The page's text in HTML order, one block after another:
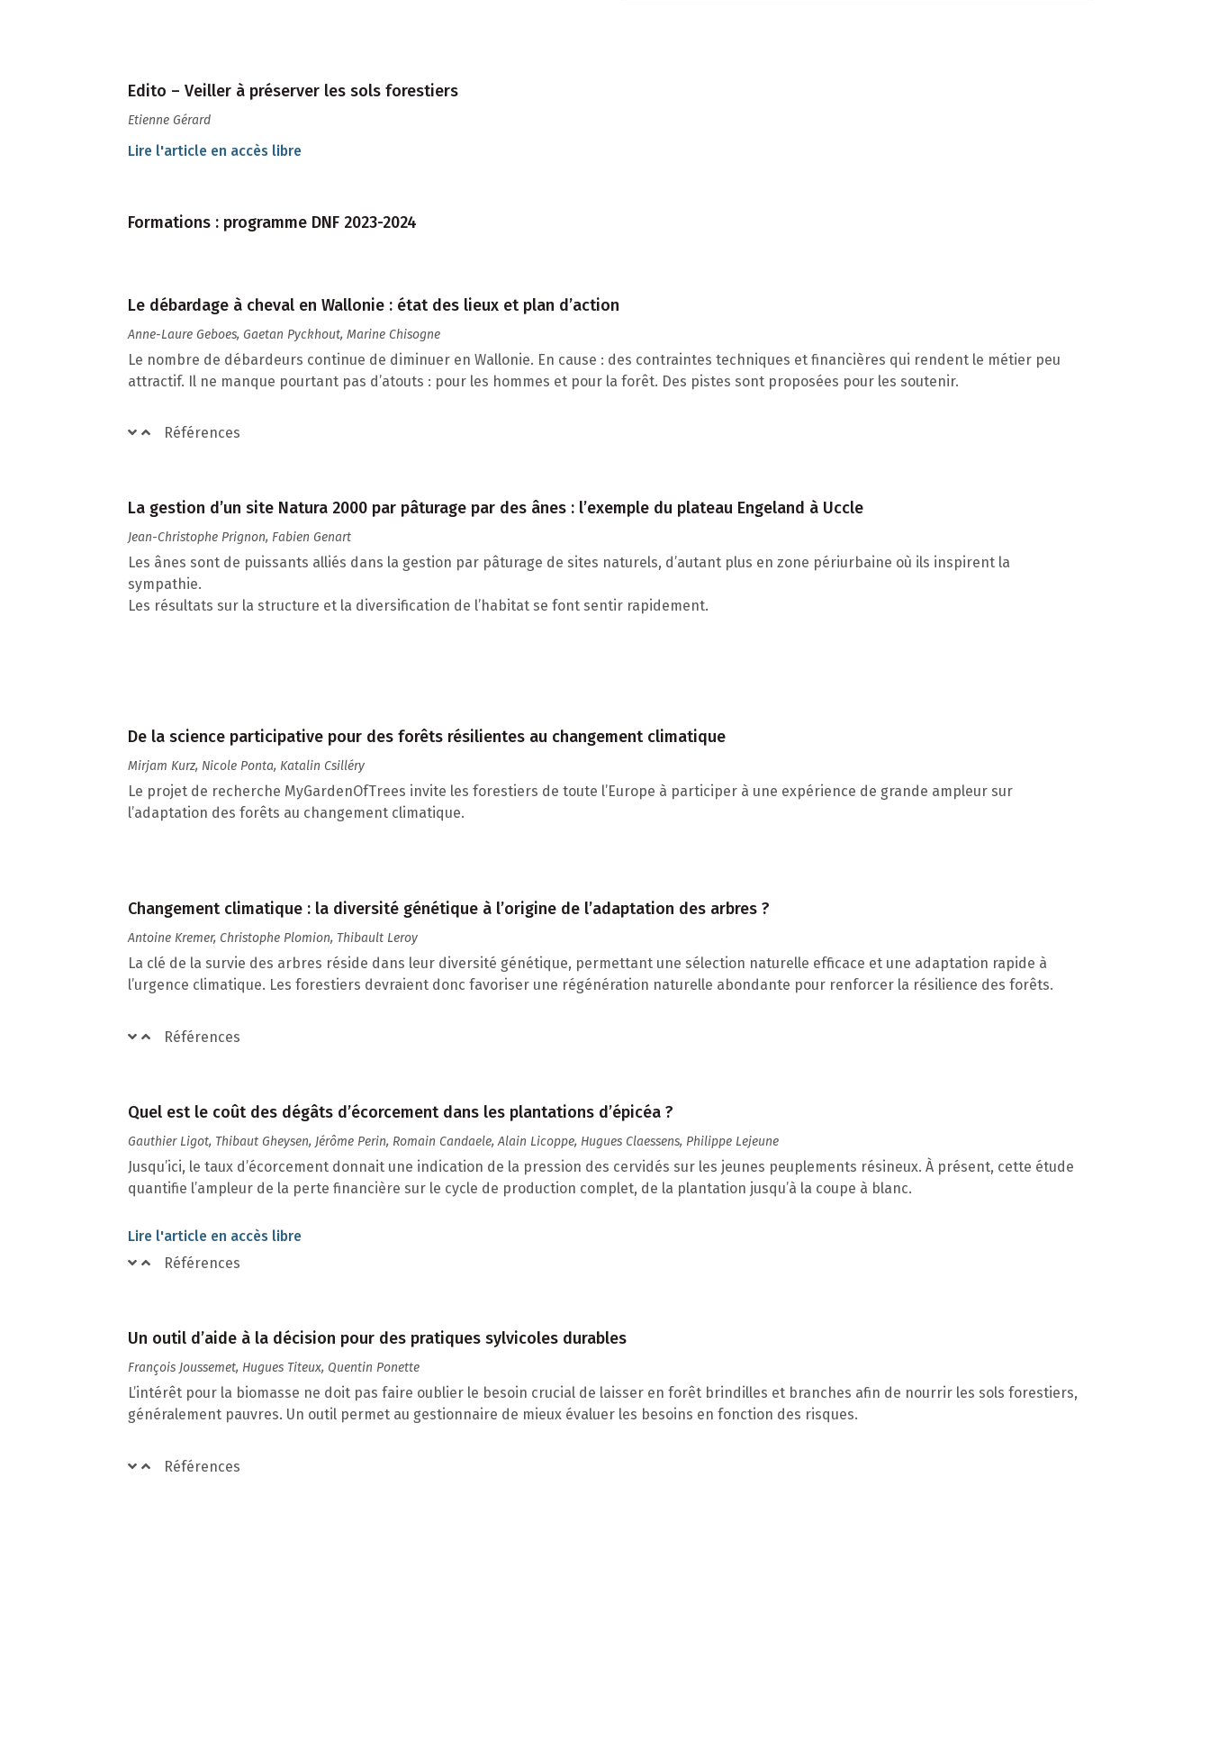
Edito – Veiller à préserver les sols forestiers
Etienne Gérard
Lire l'article en accès libre
Formations : programme DNF 2023-2024
Le débardage à cheval en Wallonie : état des lieux et plan d’action
Anne-Laure Geboes, Gaetan Pyckhout, Marine Chisogne
Le nombre de débardeurs continue de diminuer en Wallonie. En cause : des contraintes techniques et financières qui rendent le métier peu
attractif. Il ne manque pourtant pas d’atouts : pour les hommes et pour la forêt. Des pistes sont proposées pour les soutenir.
Références
La gestion d’un site Natura 2000 par pâturage par des ânes : l’exemple du plateau Engeland à Uccle
Jean-Christophe Prignon, Fabien Genart
Les ânes sont de puissants alliés dans la gestion par pâturage de sites naturels, d’autant plus en zone périurbaine où ils inspirent la
sympathie.
Les résultats sur la structure et la diversification de l’habitat se font sentir rapidement.
De la science participative pour des forêts résilientes au changement climatique
Mirjam Kurz, Nicole Ponta, Katalin Csilléry
Le projet de recherche MyGardenOfTrees invite les forestiers de toute l’Europe à participer à une expérience de grande ampleur sur
l’adaptation des forêts au changement climatique.
Changement climatique : la diversité génétique à l’origine de l’adaptation des arbres ?
Antoine Kremer, Christophe Plomion, Thibault Leroy
La clé de la survie des arbres réside dans leur diversité génétique, permettant une sélection naturelle efficace et une adaptation rapide à
l’urgence climatique. Les forestiers devraient donc favoriser une régénération naturelle abondante pour renforcer la résilience des forêts.
Références
Quel est le coût des dégâts d’écorcement dans les plantations d’épicéa ?
Gauthier Ligot, Thibaut Gheysen, Jérôme Perin, Romain Candaele, Alain Licoppe, Hugues Claessens, Philippe Lejeune
Jusqu’ici, le taux d’écorcement donnait une indication de la pression des cervidés sur les jeunes peuplements résineux. À présent, cette étude
quantifie l’ampleur de la perte financière sur le cycle de production complet, de la plantation jusqu’à la coupe à blanc.
Lire l'article en accès libre
Références
Un outil d’aide à la décision pour des pratiques sylvicoles durables
François Joussemet, Hugues Titeux, Quentin Ponette
L’intérêt pour la biomasse ne doit pas faire oublier le besoin crucial de laisser en forêt brindilles et branches afin de nourrir les sols forestiers,
généralement pauvres. Un outil permet au gestionnaire de mieux évaluer les besoins en fonction des risques.
Références